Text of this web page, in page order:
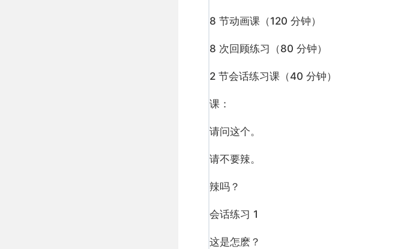
8 节动画课（120 分钟）
8 次回顾练习（80 分钟）
2 节会话练习课（40 分钟）
课：
请问这个。
请不要辣。
辣吗？
会话练习 1
这是怎麽？